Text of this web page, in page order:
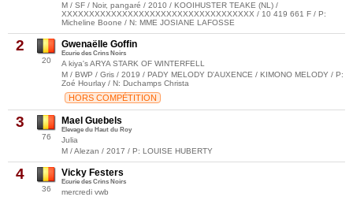
M / SF / Noir, pangaré / 2010 / KOOIHUSTER TEAKE (NL) /
XXXXXXXXXXXXXXXXXXXXXXXXXXXXXXXXXXX / 10 419 661 F / P:
Micheline Boone / N: MME JOSIANE LAFOSSE
2
20
Gwenaëlle Goffin
Ecurie des Crins Noirs
A kiya's ARYA STARK OF WINTERFELL
M / BWP / Gris / 2019 / PADY MELODY D'AUXENCE / KIMONO MELODY / P:
Zoé Hourlay / N: Duchamps Christa
HORS COMPÉTITION
3
76
Mael Guebels
Elevage du Haut du Roy
Julia
M / Alezan / 2017 / P: LOUISE HUBERTY
4
36
Vicky Festers
Ecurie des Crins Noirs
mercredi vwb